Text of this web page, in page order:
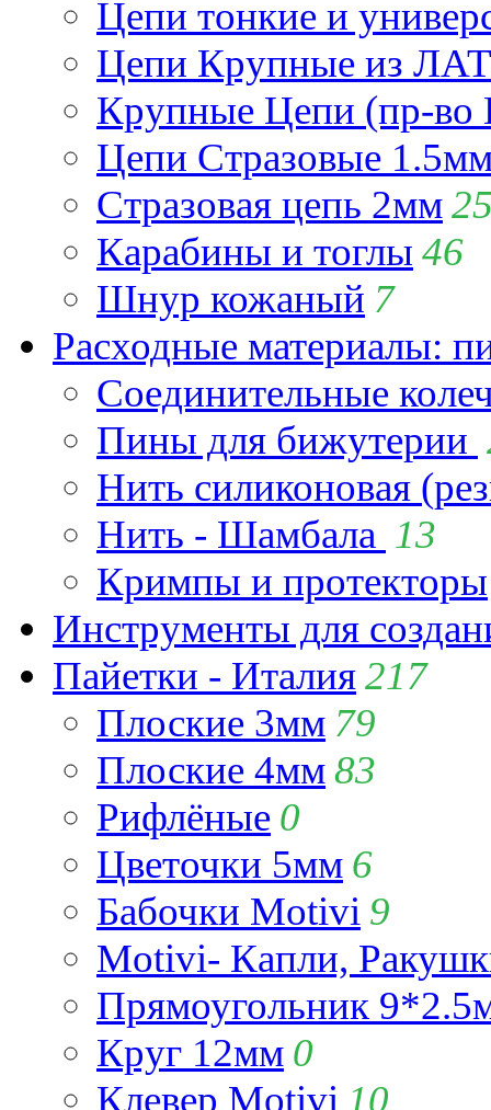
Цепи тонкие и
Цепи Крупные из
Крупные Цепи (пр-во
Цепи Стразовые
Стразовая цепь 2мм
Карабины и тоглы 46
Шнур кожаный 7
Расходные материалы:
Соединительные
Пины для бижутерии
Нить силиконовая
Нить - Шамбала 13
Кримпы и протекторы
Инструменты для
Пайетки - Италия217
Плоские 3мм 79
Плоские 4мм83
Рифлёные 0
Цветочки 5мм 6
Бабочки Motivi 9
Motivi- Капли,
Прямоугольник
Круг 12мм 0
Клевер Motivi 10